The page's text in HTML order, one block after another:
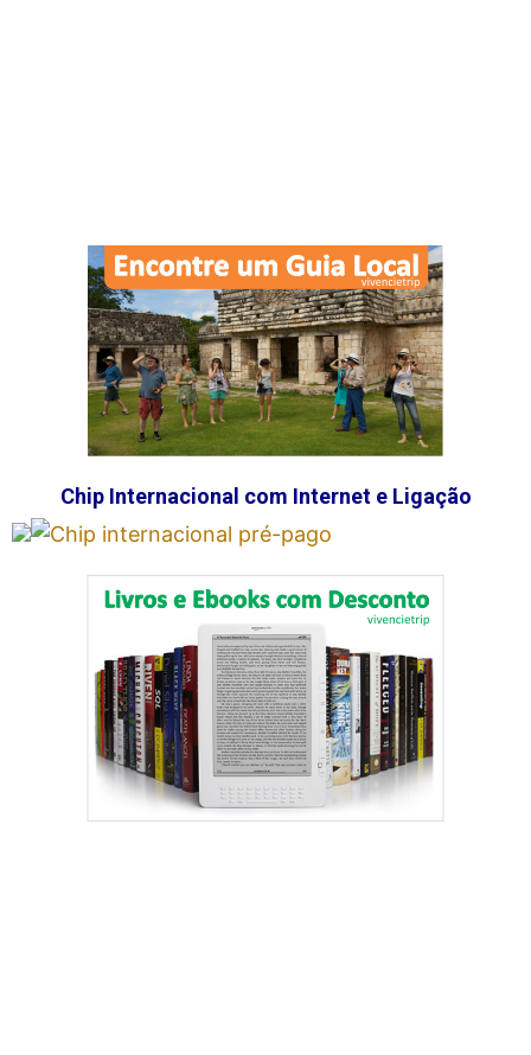
Chip Internacional com Internet e Ligação